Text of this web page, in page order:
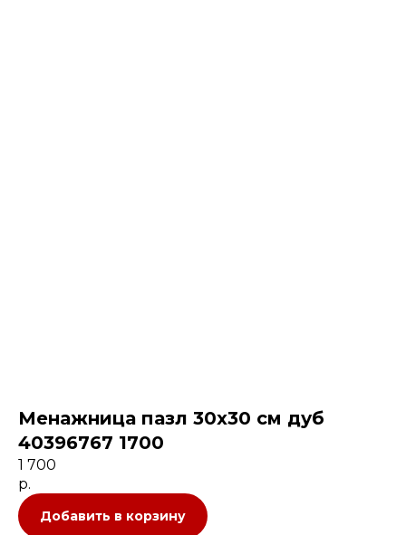
Менажница пазл 30х30 см дуб
40396767 1700
1 700
р.
Добавить в корзину